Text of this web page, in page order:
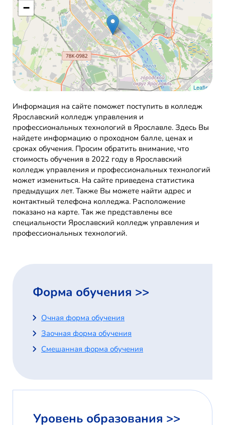
−
Leaflet
Информация на сайте поможет поступить в колледж
Ярославский колледж управления и
профессиональных технологий в Ярославле. Здесь Вы
найдете информацию о проходном балле, ценах и
сроках обучения. Просим обратить внимание, что
стоимость обучения в 2022 году в Ярославский
колледж управления и профессиональных технологий
может измениться. На сайте приведена статистика
предыдущих лет. Также Вы можете найти адрес и
контактный телефона колледжа. Расположение
показано на карте. Так же представлены все
специальности Ярославский колледж управления и
профессиональных технологий.
Форма обучения >>
Очная форма обучения
Заочная форма обучения
Смешанная форма обучения
Уровень образования >>